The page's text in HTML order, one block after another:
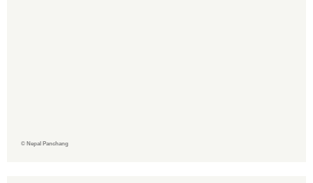
© Nepal Panchang